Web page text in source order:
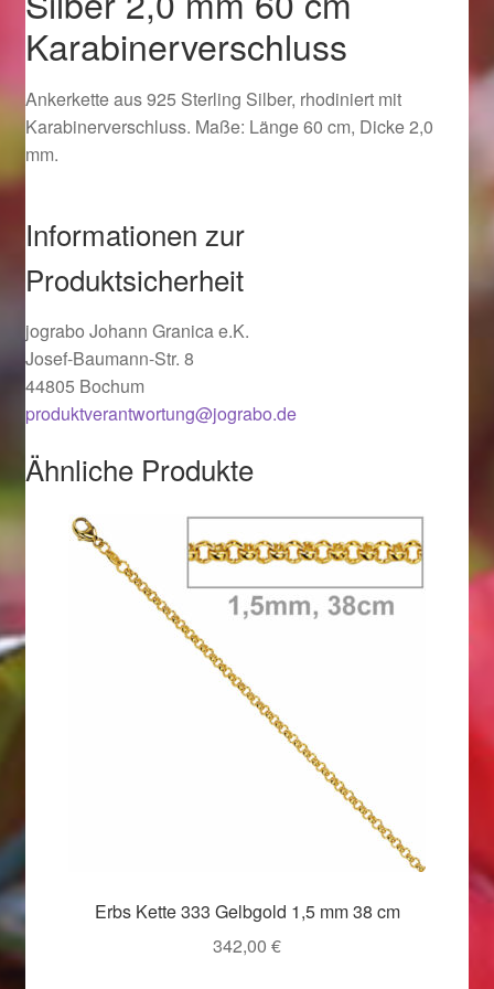
Ostergeschenke finden für Ostern 2019
Ostergeschenke finden für Ostern 2020
Ostergeschenke finden für Ostern 2021
Shop
Startseite
Valentinstag
Valentinstag 2016
Valentinstag Geschenke
Weihnachtsangebote 2017
Weihnachtsangebote 2018
Karabinerverschluss
Ankerkette aus 925 Sterling Silber, rhodiniert mit
Karabinerverschluss. Maße: Länge 60 cm, Dicke 2,0
mm.
Informationen zur
Produktsicherheit
jograbo Johann Granica e.K.
Josef-Baumann-Str. 8
44805 Bochum
produktverantwortung@jograbo.de
Ähnliche Produkte
Erbs Kette 333 Gelbgold 1,5 mm 38 cm
342,00 €